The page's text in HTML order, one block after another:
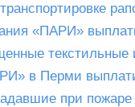
«ПАРИ»
текстильные
в Перми
при